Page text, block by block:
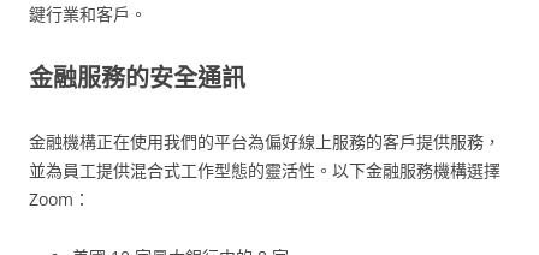
鍵行業和客戶。
金融服務的安全通訊
金融機構正在使用我們的平台為偏好線上服務的客戶提供服務，
並為員工提供混合式工作型態的靈活性。以下金融服務機構選擇
Zoom：